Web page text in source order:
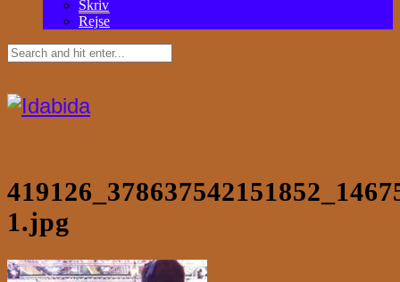
Skriv
Rejse
1.jpg